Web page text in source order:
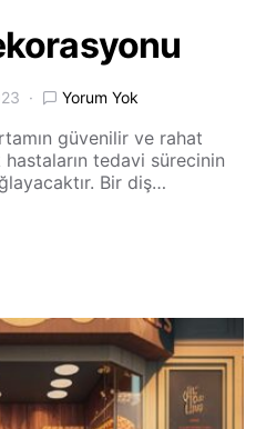
Yorum Yok
güvenilir ve rahat
hastaların tedavi sürecinin
Bir diş…